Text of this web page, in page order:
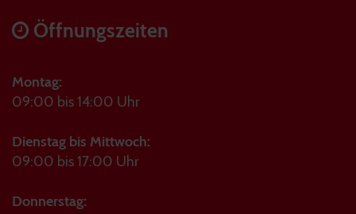
Öffnungszeiten
Montag:
09:00 bis 14:00 Uhr
Dienstag bis Mittwoch:
09:00 bis 17:00 Uhr
Donnerstag: